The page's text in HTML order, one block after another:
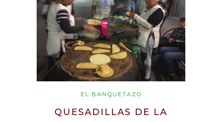
EL BANQUETAZO
QUESADILLAS DE LA